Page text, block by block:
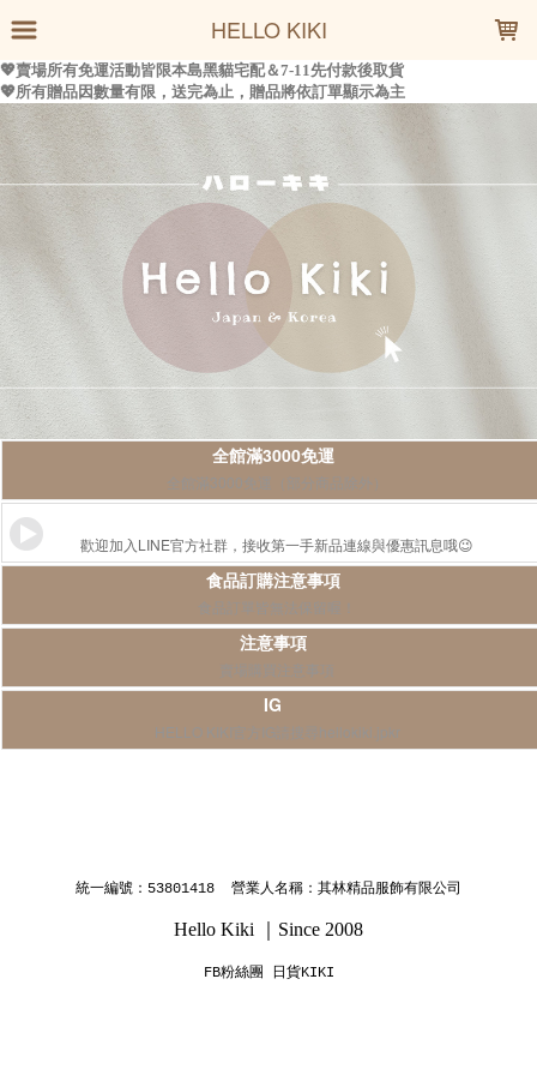
HELLO KIKI
全館滿3000免運
全館滿3000免運（部分商品除外）
歡迎加入LINE官方社群，接收第一手新品連線與優惠訊息哦😉
食品訂購注意事項
食品訂單皆無法保留喔！
注意事項
IG
HELLO KIKI官方IG請搜尋hellokiki.jpkr